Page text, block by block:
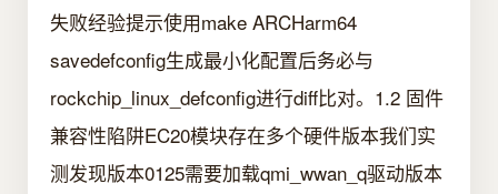
失败经验提示使用make ARCHarm64
savedefconfig生成最小化配置后务必与
rockchip_linux_defconfig进行diff比对。1.2 固件
兼容性陷阱EC20模块存在多个硬件版本我们实
测发现版本0125需要加载qmi_wwan_q驱动版本